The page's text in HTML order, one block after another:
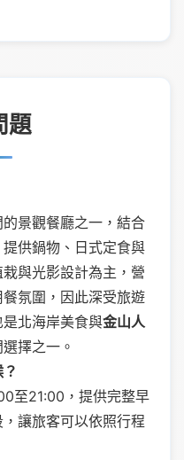
題
景觀餐廳之一，結合
供鍋物、日式定食與
與光影設計為主，營
氛圍，因此深受旅遊
北海岸美食與金山人
擇之一。
至21:00，提供完整早
讓旅客可以依照行程